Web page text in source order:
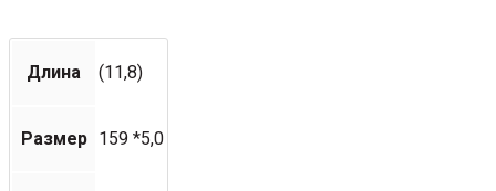
Длина (11,8)
Размер 159 *5,0